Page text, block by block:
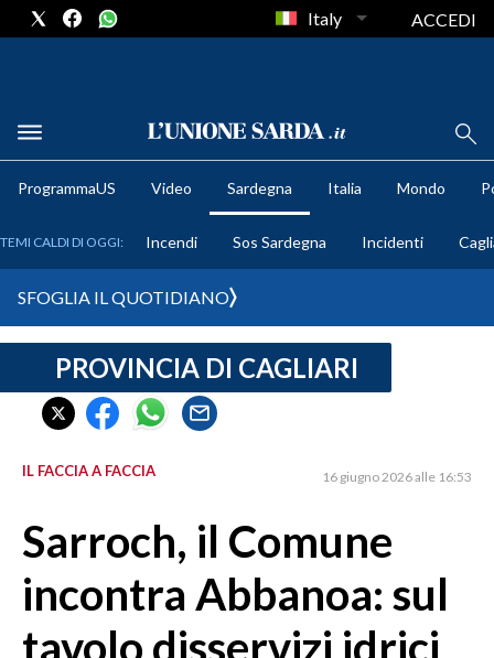
METEO
CRONACA SARDEGNA
CAGLIARI
SULCIS IGLESIENTE
ORISTANO E PROVINCIA
GALLURA
NUORO E PROVINCIA
Italy ACCEDI
ProgrammaUS Video Sardegna Italia Mondo
TEMI CALDI DI OGGI: Incendi Sos Sardegna Incidenti
SFOGLIA IL QUOTIDIANO
PROVINCIA DI CAGLIARI
IL FACCIA A FACCIA 16 giugno 2026 alle 16:53
Sarroch, il Comune
incontra Abbanoa: sul
tavolo disservizi idrici